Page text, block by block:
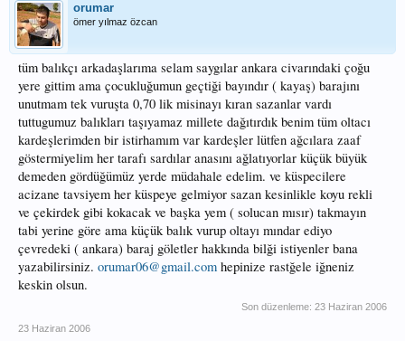
orumar
ömer yılmaz özcan
tüm balıkçı arkadaşlarıma selam saygılar ankara civarındaki çoğu
yere gittim ama çocukluğumun geçtiği bayındır ( kayaş) barajını
unutmam tek vuruşta 0,70 lik misinayı kıran sazanlar vardı
tuttugumuz balıkları taşıyamaz millete dağıtırdık benim tüm oltacı
kardeşlerimden bir istirhamım var kardeşler lütfen ağcılara zaaf
göstermiyelim her tarafı sardılar anasını ağlatıyorlar küçük büyük
demeden gördüğümüz yerde müdahale edelim. ve küspecilere
acizane tavsiyem her küspeye gelmiyor sazan kesinlikle koyu rekli
ve çekirdek gibi kokacak ve başka yem ( solucan mısır) takmayın
tabi yerine göre ama küçük balık vurup oltayı mındar ediyo
çevredeki ( ankara) baraj göletler hakkında bilği istiyenler bana
yazabilirsiniz. orumar06@gmail.com hepinize rastğele iğneniz
keskin olsun.
Son düzenleme: 23 Haziran 2006
23 Haziran 2006